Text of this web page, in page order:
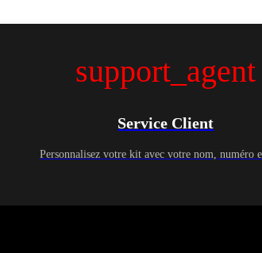
support_agent
Service Client
Personnalisez votre kit avec votre nom, numéro